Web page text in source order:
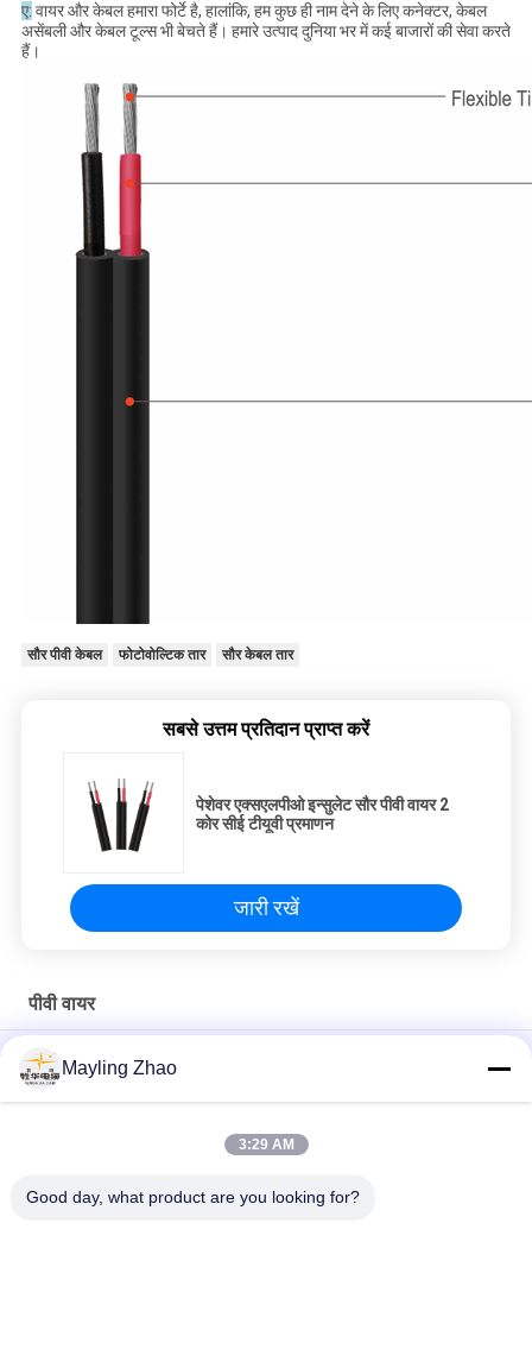
ए: वायर और केबल हमारा फोर्टे है, हालांकि, हम कुछ ही नाम देने के लिए कनेक्टर, केबल
असेंबली और केबल टूल्स भी बेचते हैं। हमारे उत्पाद दुनिया भर में कई बाजारों की सेवा करते
हैं।
सौर पीवी केबल फोटोवोल्टिक तार सौर केबल तार
सबसे उत्तम प्रतिदान प्राप्त करें
पेशेवर एक्सएलपीओ इन्सुलेट सौर पीवी वायर 2
कोर सीई टीयूवी प्रमाणन
जारी रखें
पीवी वायर
तांबा कोर हेलोजन मुक्त 6mm2 सौर पीवी केबल जलवायु प्रतिरोध Sh Shenghua
कॉपर कोर हलोजन मुक्त 6mm2 सौर फोटोवोल्टिक पीवी केबल जलवायु प्रतिरोध
टिनडेड कॉपर एक्सएलपीओ जैकेट सोलर फोटोवोल्टिक सोलर पीवी केबल फ्लेम
Mayling Zhao
3:29 AM
Good day, what product are you looking for?